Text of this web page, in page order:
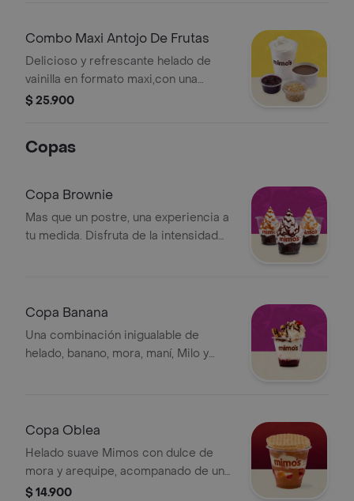
Combo Maxi Antojo De Frutas
Delicioso y refrescante helado de
vainilla en formato maxi,con una
exquisita capa de fruta.
$ 25.900
Copas
Copa Brownie
Mas que un postre, una experiencia a
tu medida. Disfruta de la intensidad
Copa Banana
Una combinación inigualable de
helado, banano, mora, maní, Milo y
Copa Oblea
Helado suave Mimos con dulce de
mora y arequipe, acompanado de una
oblea ubicada en la parte superior de
$ 14.900